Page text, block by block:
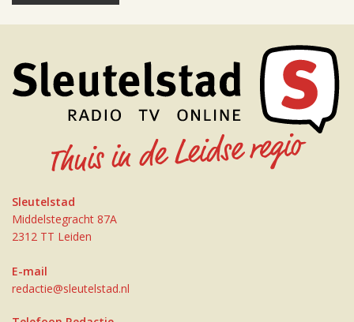
Sleutelstad
Middelstegracht 87A
2312 TT Leiden
E-mail
redactie@sleutelstad.nl